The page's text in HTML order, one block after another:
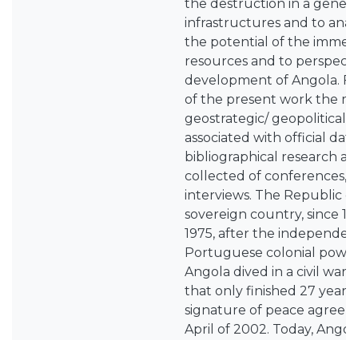
the destruction in a
infrastructures and to
the potential of the
resources and to
development of Angola.
of the present work the
geostrategic/ geopolitical
associated with official
bibliographical research
collected of conferences,
interviews. The Republic
sovereign country, since
1975, after the
Portuguese colonial
Angola dived in a civil war
that only finished 27
signature of peace
April of 2002. Today,